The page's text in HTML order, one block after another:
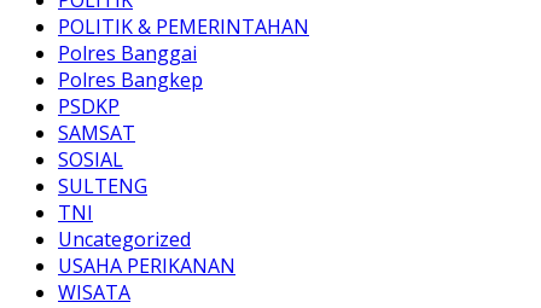
POLITIK & PEMERINTAHAN
Polres Banggai
Polres Bangkep
PSDKP
SAMSAT
SOSIAL
SULTENG
TNI
Uncategorized
USAHA PERIKANAN
WISATA